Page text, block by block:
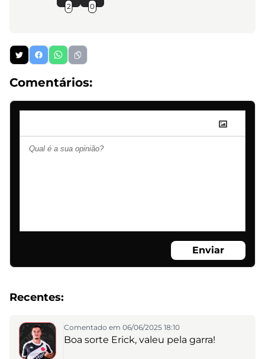
2 0
Comentários:
Enviar
Recentes:
Comentado em 06/06/2025 18:10
Boa sorte Erick, valeu pela garra!